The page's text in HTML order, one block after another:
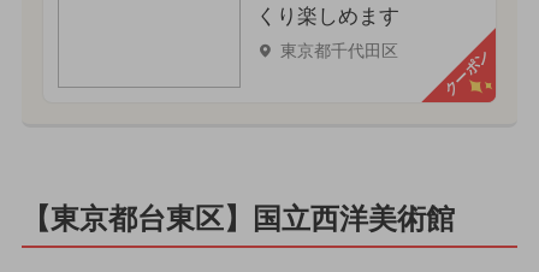
くり楽しめます
東京都千代田区 クーポン
【東京都台東区】国立西洋美術館